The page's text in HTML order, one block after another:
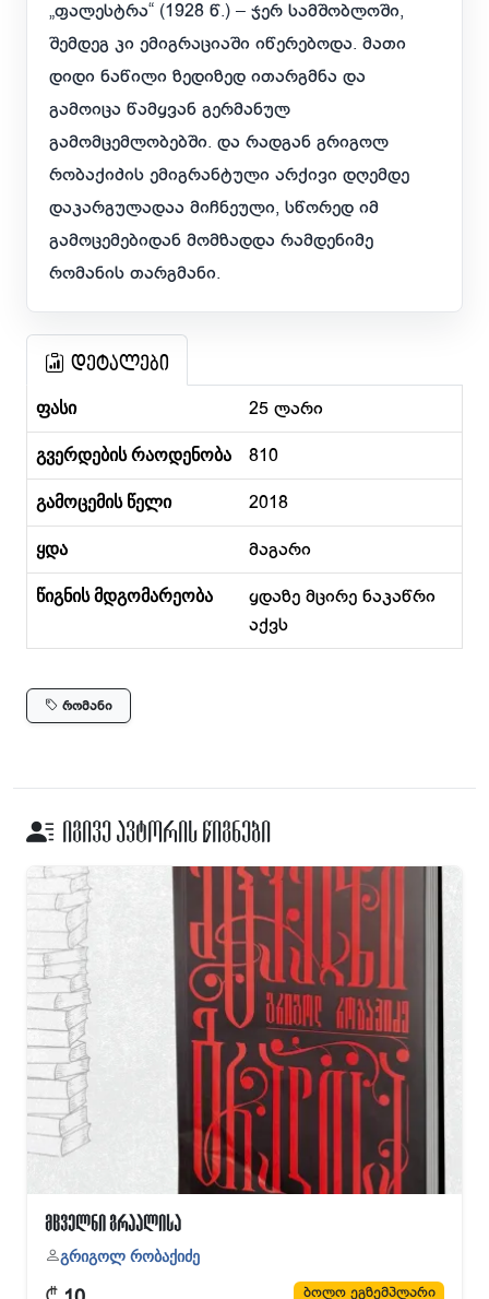
„ფალესტრა“ (1928 წ.) – ჯერ სამშობლოში,
შემდეგ კი ემიგრაციაში იწერებოდა. მათი
დიდი ნაწილი ზედიზედ ითარგმნა და
გამოიცა წამყვან გერმანულ
გამომცემლობებში. და რადგან გრიგოლ
რობაქიძის ემიგრანტული არქივი დღემდე
დაკარგულადაა მიჩნეული, სწორედ იმ
გამოცემებიდან მომზადდა რამდენიმე
რომანის თარგმანი.
დეტალები
ფასი 25 ლარი
გვერდების რაოდენობა 810
გამოცემის წელი 2018
ყდა მაგარი
წიგნის მდგომარეობა
ყდაზე მცირე ნაკაწრი
აქვს
რომანი
იგივე ავტორის წიგნები
მცველნი გრაალისა
გრიგოლ რობაქიძე
ბოლო ეგზემპლარი